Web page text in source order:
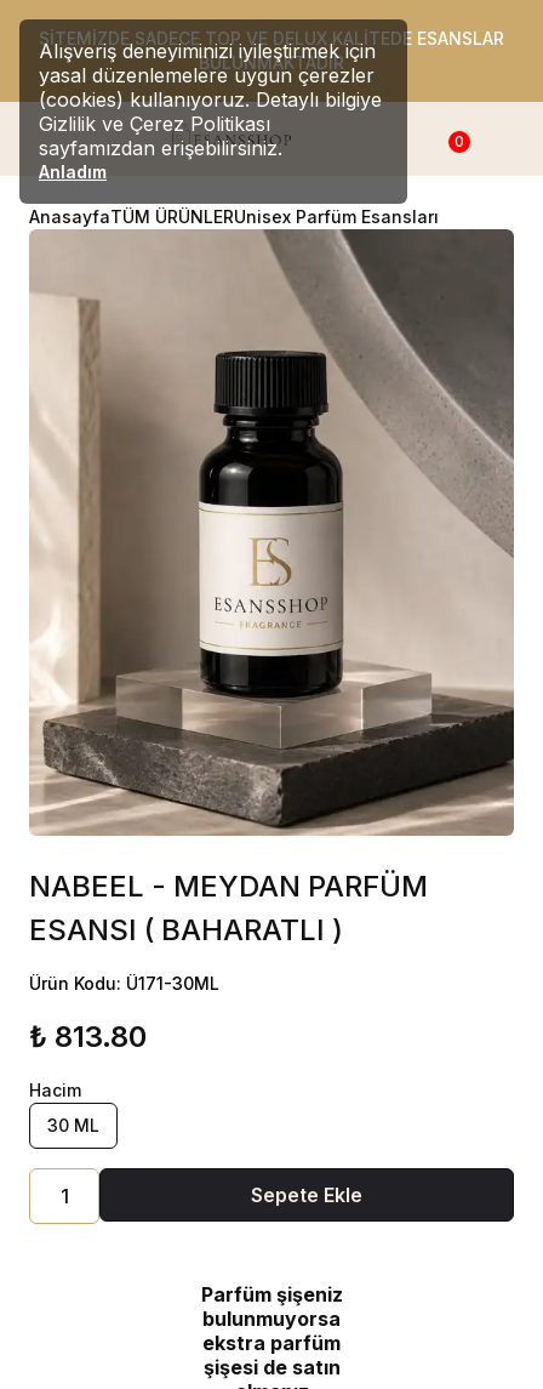
Alışveriş deneyiminizi iyileştirmek için
yasal düzenlemelere uygun çerezler
(cookies) kullanıyoruz. Detaylı bilgiye
Gizlilik ve Çerez Politikası
sayfamızdan erişebilirsiniz.
Anladım
SİTEMİZDE SADECE TOP VE DELUX KALİTEDE ESANSLAR
BULUNMAKTADIR
0
AnasayfaTÜM ÜRÜNLERUnisex Parfüm Esansları
NABEEL - MEYDAN PARFÜM
ESANSI ( BAHARATLI )
Ürün Kodu: Ü171-30ML
₺ 813.80
Hacim
30 ML
Sepete Ekle
Parfüm şişeniz
bulunmuyorsa
ekstra parfüm
şişesi de satın